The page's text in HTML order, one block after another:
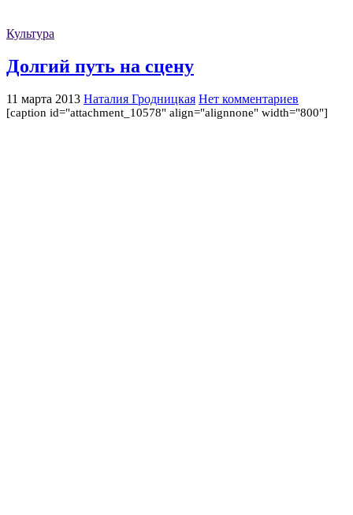
Культура
Долгий путь на сцену
11 марта 2013 Наталия Гродницкая Нет комментариев
[caption id="attachment_10578" align="alignnone" width="800"]